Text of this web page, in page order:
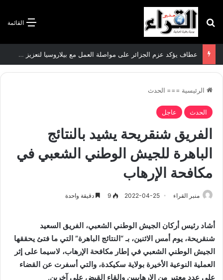
القائمة بحث عن
عطاف يؤكد عزم الجزائر على مواصلة العمل مع بيلاروسيا لتعزيز العلاقات الثنائية
الرئيسية === الحدث
الحدث عاجل
الفريق شنقريحة يشيد بالنتائج
الباهرة للجيش الوطني الشعبي في
مكافحة الإرهاب
منبر القراء 2022-04-25
9 دقيقة واحدة
أشاد رئيس أركان الجيش الوطني الشعبي، الفريق السعيد
شنقريحة، يوم أمس الاثنين، بـ “النتائج الباهرة” التي ما فتئ يحققها
الجيش الوطني الشعبي في إطار مكافحة الإرهاب، لاسيما على إثر
العملية النوعية الأخيرة بولاية سكيكدة، والتي أسفرت عن القضاء
على عدد معتبر من الإرهابيين وإلقاء القبض على آخرين.